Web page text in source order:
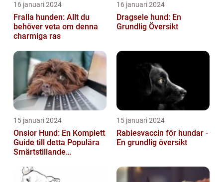
16 januari 2024
Fralla hunden: Allt du
behöver veta om denna
charmiga ras
16 januari 2024
Dragsele hund: En
Grundlig Översikt
15 januari 2024
Onsior Hund: En Komplett
Guide till detta Populära
Smärtstillande
15 januari 2024
Rabiesvaccin för hundar -
En grundlig översikt